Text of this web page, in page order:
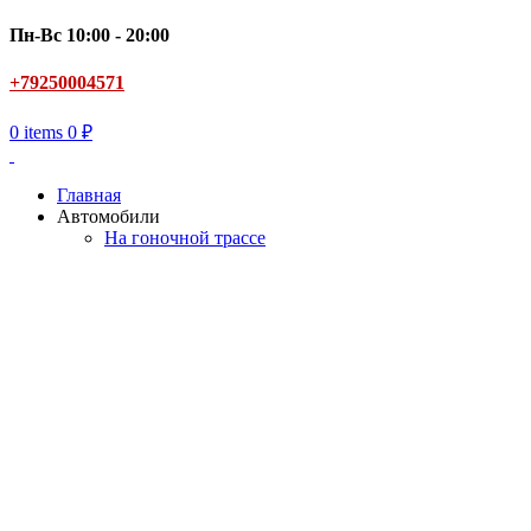
Пн-Вс 10:00 - 20:00
+79250004571
0 items 0 ₽
Главная
Автомобили
На гоночной трассе